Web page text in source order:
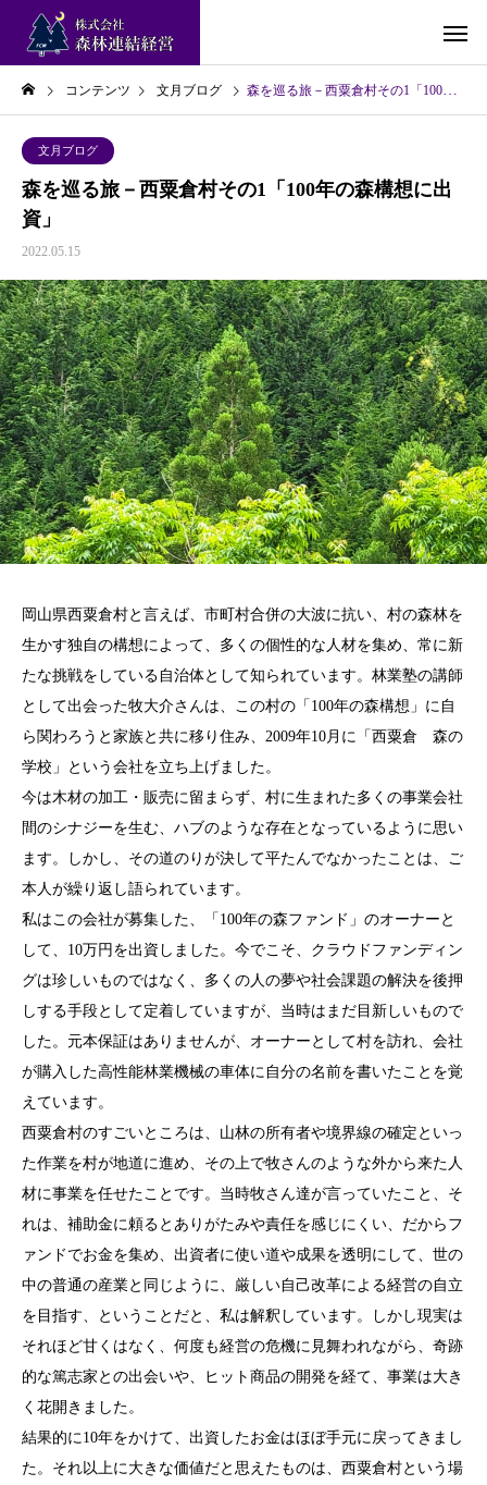
コンテンツ 文月ブログ 森を巡る旅－西粟倉村その1「100年の森構想に出資」
文月ブログ
森を巡る旅－西粟倉村その1「100年の森構想に出
資」
2022.05.15
岡山県西粟倉村と言えば、市町村合併の大波に抗い、村の森林を
生かす独自の構想によって、多くの個性的な人材を集め、常に新
たな挑戦をしている自治体として知られています。林業塾の講師
として出会った牧大介さんは、この村の「100年の森構想」に自
ら関わろうと家族と共に移り住み、2009年10月に「西粟倉 森の
学校」という会社を立ち上げました。
今は木材の加工・販売に留まらず、村に生まれた多くの事業会社
間のシナジーを生む、ハブのような存在となっているように思い
ます。しかし、その道のりが決して平たんでなかったことは、ご
本人が繰り返し語られています。
私はこの会社が募集した、「100年の森ファンド」のオーナーと
して、10万円を出資しました。今でこそ、クラウドファンディン
グは珍しいものではなく、多くの人の夢や社会課題の解決を後押
しする手段として定着していますが、当時はまだ目新しいもので
した。元本保証はありませんが、オーナーとして村を訪れ、会社
が購入した高性能林業機械の車体に自分の名前を書いたことを覚
えています。
西粟倉村のすごいところは、山林の所有者や境界線の確定といっ
た作業を村が地道に進め、その上で牧さんのような外から来た人
材に事業を任せたことです。当時牧さん達が言っていたこと、そ
れは、補助金に頼るとありがたみや責任を感じにくい、だからフ
ァンドでお金を集め、出資者に使い道や成果を透明にして、世の
中の普通の産業と同じように、厳しい自己改革による経営の自立
を目指す、ということだと、私は解釈しています。しかし現実は
それほど甘くはなく、何度も経営の危機に見舞われながら、奇跡
的な篤志家との出会いや、ヒット商品の開発を経て、事業は大き
く花開きました。
結果的に10年をかけて、出資したお金はほぼ手元に戻ってきまし
た。それ以上に大きな価値だと思えたものは、西粟倉村という場